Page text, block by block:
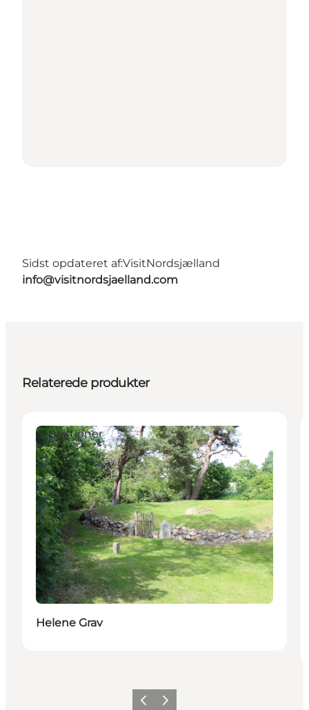
Sidst opdateret af:VisitNordsjælland
info@visitnordsjaelland.com
Relaterede produkter
Attraktioner
Helene Grav
ForrigeNæste